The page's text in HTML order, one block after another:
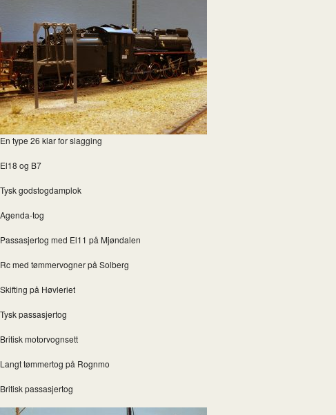
En type 26 klar for slagging
El18 og B7
Tysk godstogdamplok
Agenda-tog
Passasjertog med El11 på Mjøndalen
Rc med tømmervogner på Solberg
Skifting på Høvleriet
Tysk passasjertog
Britisk motorvognsett
Langt tømmertog på Rognmo
Britisk passasjertog